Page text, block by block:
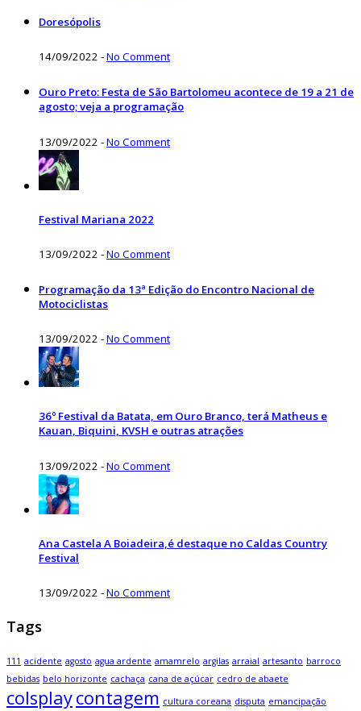
Doresópolis
14/09/2022 -No Comment
Ouro Preto: Festa de São Bartolomeu acontece de 19 a 21 de
agosto; veja a programação
13/09/2022 -No Comment
Festival Mariana 2022
13/09/2022 -No Comment
Programação da 13ª Edição do Encontro Nacional de
Motociclistas
13/09/2022 -No Comment
36º Festival da Batata, em Ouro Branco, terá Matheus e
Kauan, Biquini, KVSH e outras atrações
13/09/2022 -No Comment
Ana Castela A Boiadeira,é destaque no Caldas Country
Festival
13/09/2022 -No Comment
Tags
111 acidente agosto agua ardente amamrelo argilas arraial artesanto barroco
bebidas belo horizonte cachaça cana de açúcar cedro de abaete
colsplaycontagem cultura coreana disputa emancipação